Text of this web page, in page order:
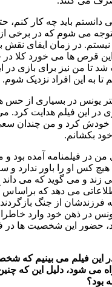
دانستم باید چه کار کنم،
می شوم که در برخی
در زمان ایفای نقش
۱۰ تا از این قرص ها می خورد
تا من نیز برای بازی در
به این افراد نزدیک شوم.
یونس در بسیاری از حس
این فیلم هدایت کرد. می
خودش کرد و من چندان
بکشانم.
من در فیلمنامه آمده بود
کس او را باور ندارد و
و می گوید که می داند
می دهد که براساس
فرزندشان از جنگ بازگردند
در ذهن خود وارد
حضور این شخصیت ها در
این فیلم می بینیم که
می شود، دلیل این که
بود؟